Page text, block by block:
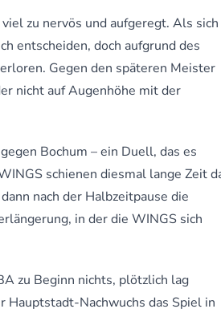
zu nervös und aufgeregt. Als sich
entscheiden, doch aufgrund des
Gegen den späteren Meister
nicht auf Augenhöhe mit der
Bochum – ein Duell, das es
schienen diesmal lange Zeit
nach der Halbzeitpause die
in der die WINGS sich
zu Beginn nichts, plötzlich lag
Hauptstadt-Nachwuchs das Spiel in